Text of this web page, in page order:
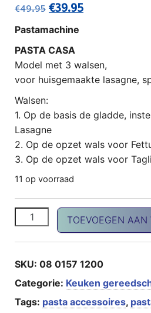
€49.95 Oorspronkelijke prijs
€39.95Huidige prijs
Pastamachine
PASTA CASA
Model met 3 walsen,
voor huisgemaakte lasagne,
Walsen:
1. Op de basis de gladde,
Lasagne
2. Op de opzet wals voor
3. Op de opzet wals voor
11 op voorraad
Pasta machine aantal
TOEVOEGEN AAN
SKU: 08 0157 1200
Categorie: Keuken
Tags: pasta accessoires,